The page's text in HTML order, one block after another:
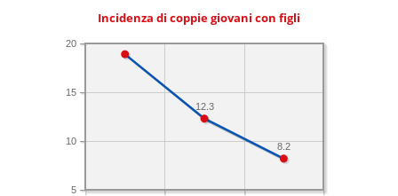
Incidenza di coppie giovani con figli
5
10
15
20
8.2
12.3